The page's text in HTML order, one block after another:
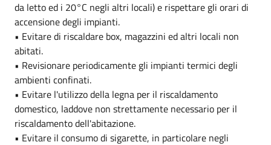
da letto ed i 20°C negli altri locali) e rispettare gli orari di
accensione degli impianti.
• Evitare di riscaldare box, magazzini ed altri locali non
abitati.
• Revisionare periodicamente gli impianti termici degli
ambienti confinati.
• Evitare l'utilizzo della legna per il riscaldamento
domestico, laddove non strettamente necessario per il
riscaldamento dell'abitazione.
• Evitare il consumo di sigarette, in particolare negli